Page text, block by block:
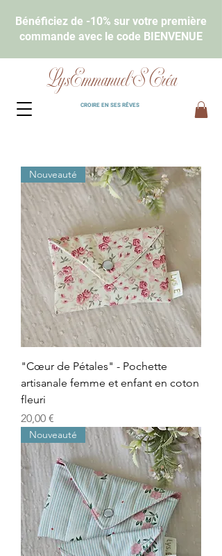
LysEmmanuel'S Créa
CROIRE EN SES RÊVES
Bénéficiez de -10% sur votre première
commande avec le code BIENVENUE
Nouveauté
"Cœur de Pétales" - Pochette
artisanale femme et enfant en coton
fleuri
Prix
20,00 €
Nouveauté